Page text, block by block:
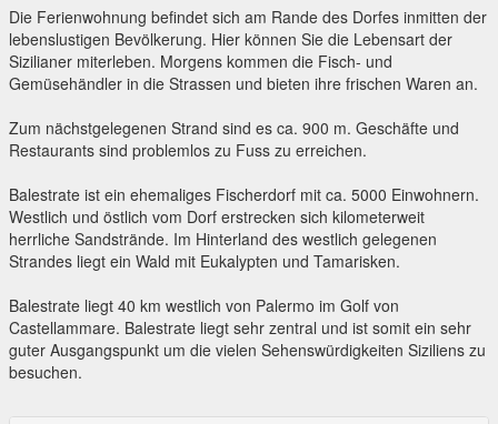
Die Ferienwohnung befindet sich am Rande des Dorfes inmitten der
lebenslustigen Bevölkerung. Hier können Sie die Lebensart der
Sizilianer miterleben. Morgens kommen die Fisch- und
Gemüsehändler in die Strassen und bieten ihre frischen Waren an.
Zum nächstgelegenen Strand sind es ca. 900 m. Geschäfte und
Restaurants sind problemlos zu Fuss zu erreichen.
Balestrate ist ein ehemaliges Fischerdorf mit ca. 5000 Einwohnern.
Westlich und östlich vom Dorf erstrecken sich kilometerweit
herrliche Sandstrände. Im Hinterland des westlich gelegenen
Strandes liegt ein Wald mit Eukalypten und Tamarisken.
Balestrate liegt 40 km westlich von Palermo im Golf von
Castellammare. Balestrate liegt sehr zentral und ist somit ein sehr
guter Ausgangspunkt um die vielen Sehenswürdigkeiten Siziliens zu
besuchen.